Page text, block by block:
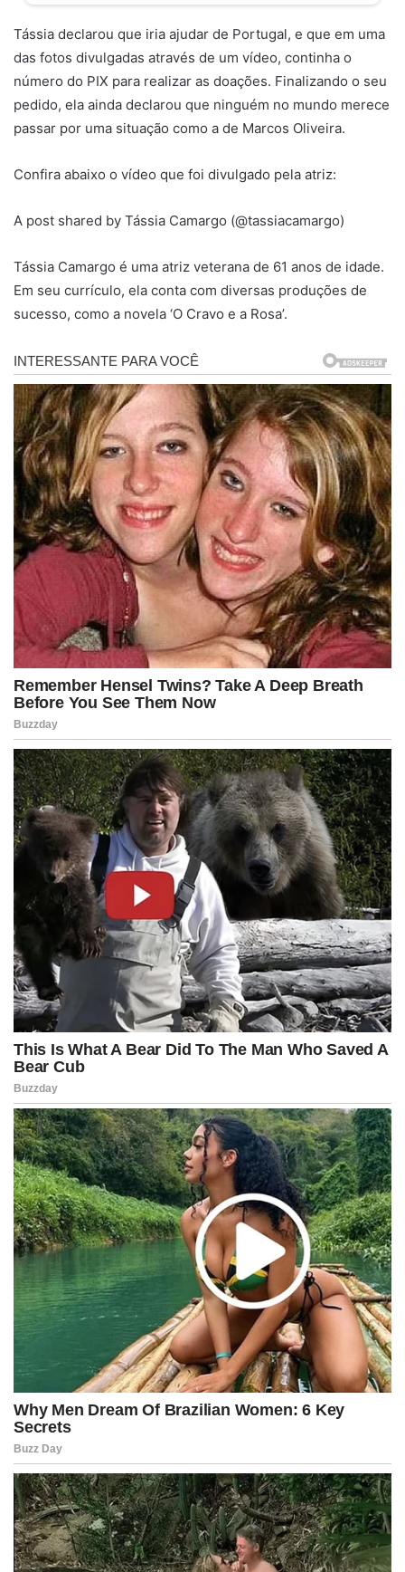
Tássia declarou que iria ajudar de Portugal, e que em uma
das fotos divulgadas através de um vídeo, continha o
número do PIX para realizar as doações. Finalizando o seu
pedido, ela ainda declarou que ninguém no mundo merece
passar por uma situação como a de Marcos Oliveira.
Confira abaixo o vídeo que foi divulgado pela atriz:
A post shared by Tássia Camargo (@tassiacamargo)
Tássia Camargo é uma atriz veterana de 61 anos de idade.
Em seu currículo, ela conta com diversas produções de
sucesso, como a novela ‘O Cravo e a Rosa’.